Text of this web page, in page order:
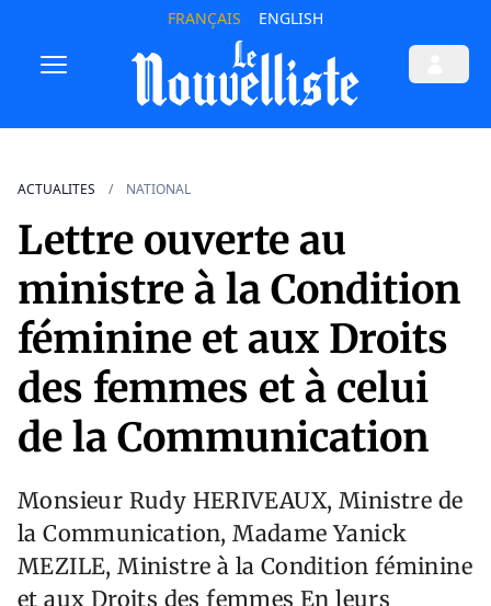
FRANÇAIS ENGLISH
ACTUALITES NATIONAL
Lettre ouverte au
ministre à la Condition
féminine et aux Droits
des femmes et à celui
de la Communication
Monsieur Rudy HERIVEAUX, Ministre de
la Communication, Madame Yanick
MEZILE, Ministre à la Condition féminine
et aux Droits des femmes En leurs